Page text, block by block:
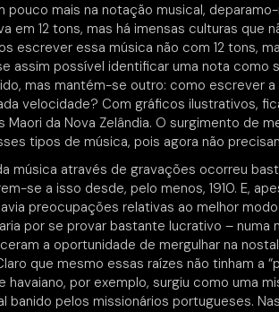
pouco mais na notação musical,
em 12 tons, mas há imensas culturas que
escrever essa música não com 12 tons,
assim possível identificar uma nota como
mas mantém-se outro: como escrever
velocidade? Com gráficos ilustrativos,
Maori da Nova Zelândia. O surgimento de
tipos de música, pois agora não
música através de gravações ocorreu
se a isso desde, pelo menos, 1910. E,
preocupações relativas ao melhor
por se provar bastante lucrativo – numa
a oportunidade de mergulhar na
que mesmo essas raízes não tinham a
havaiano, por exemplo, surgiu como uma
banido pelos missionários portugueses.